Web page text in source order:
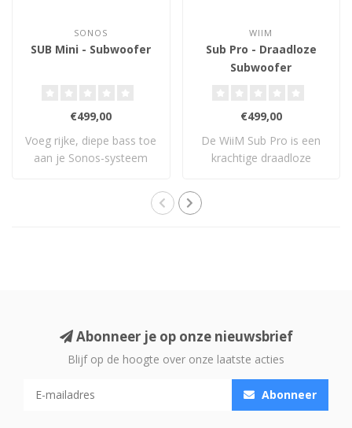
SONOS
SUB Mini - Subwoofer
€499,00
Voeg rijke, diepe bass toe
aan je Sonos-systeem
WIIM
Sub Pro - Draadloze
Subwoofer
€499,00
De WiiM Sub Pro is een
krachtige draadloze
Abonneer je op onze nieuwsbrief
Blijf op de hoogte over onze laatste acties
Abonneer